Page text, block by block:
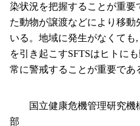
染状況を把握することが重要
た動物が譲渡などにより移
いる。地域に発生がなくて
を引き起こすSFTSはヒトに
常に警戒することが重要であ
国立健康危機管理研究機
部